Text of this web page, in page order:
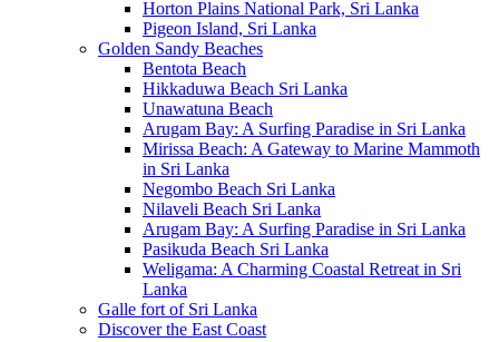
Horton Plains National Park, Sri Lanka
Pigeon Island, Sri Lanka
Golden Sandy Beaches
Bentota Beach
Hikkaduwa Beach Sri Lanka
Unawatuna Beach
Arugam Bay: A Surfing Paradise in Sri Lanka
Mirissa Beach: A Gateway to Marine Mammoth
in Sri Lanka
Negombo Beach Sri Lanka
Nilaveli Beach Sri Lanka
Arugam Bay: A Surfing Paradise in Sri Lanka
Pasikuda Beach Sri Lanka
Weligama: A Charming Coastal Retreat in Sri
Lanka
Galle fort of Sri Lanka
Discover the East Coast